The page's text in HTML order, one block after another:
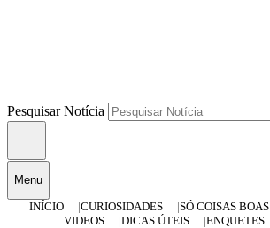
Pesquisar Notícia
Menu
INÍCIO
CURIOSIDADES SÓ COISAS BOAS
VIDEOS
DICAS ÚTEIS ENQUETES